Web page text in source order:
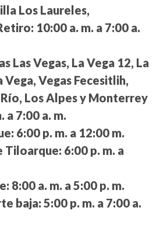
Los Laureles,
10:00 a. m. a 7:00 a.
Las Vegas, La Vega 12, La
Vega, Vegas Fecesitlih,
Los Alpes y Monterrey
a 7:00 a. m.
6:00 p. m. a 12:00 m.
Tiloarque: 6:00 p. m. a
8:00 a. m. a 5:00 p. m.
baja: 5:00 p. m. a 7:00 a.